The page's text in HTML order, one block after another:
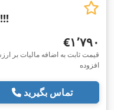
‎€۱٬۷۹۰
قیمت ثابت به اضافه مالیات بر
افزوده
تماس بگیرید